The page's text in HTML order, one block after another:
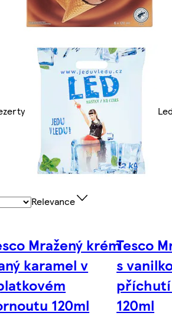
Relevance
Mražený krém
karamel v
120ml
Tesco
s
příchutí
120ml